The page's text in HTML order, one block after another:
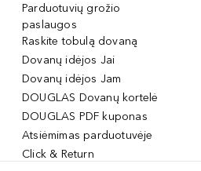
Parduotuvių grožio
paslaugos
Raskite tobulą dovaną
Dovanų idėjos Jai
Dovanų idėjos Jam
DOUGLAS Dovanų kortelė
DOUGLAS PDF kuponas
Atsiėmimas parduotuvėje
Click & Return